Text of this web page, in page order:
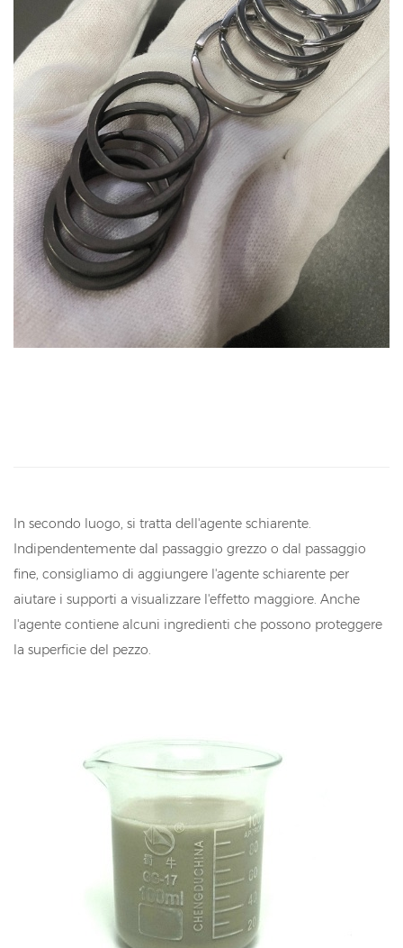
In secondo luogo, si tratta dell'agente schiarente.
Indipendentemente dal passaggio grezzo o dal passaggio
fine, consigliamo di aggiungere l'agente schiarente per
aiutare i supporti a visualizzare l'effetto maggiore. Anche
l'agente contiene alcuni ingredienti che possono proteggere
la superficie del pezzo.